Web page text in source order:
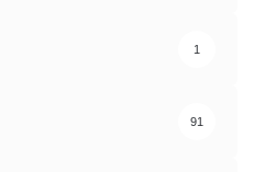
1
91